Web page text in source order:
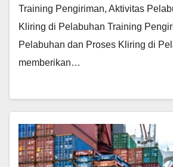
Training Pengiriman, Aktivitas
Kliring di Pelabuhan Training
Pelabuhan dan Proses Kliring di
memberikan…